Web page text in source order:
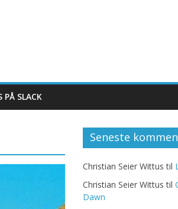
SLACK
Seneste
Christian Seier Wittus til
Christian Seier Wittus til
Dawn